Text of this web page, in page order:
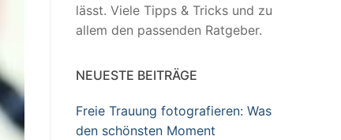
lässt. Viele Tipps & Tricks und zu
allem den passenden Ratgeber.
NEUESTE BEITRÄGE
Freie Trauung fotografieren: Was
den schönsten Moment